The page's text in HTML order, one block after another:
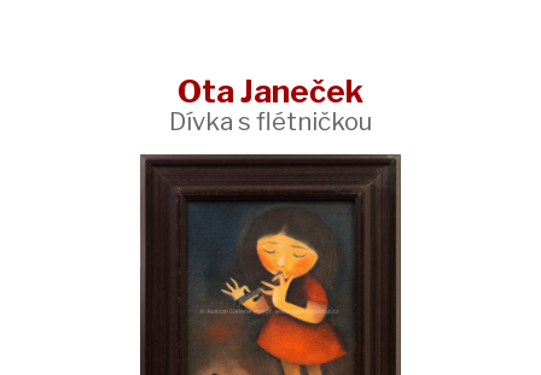
Ota Janeček
Dívka s flétničkou